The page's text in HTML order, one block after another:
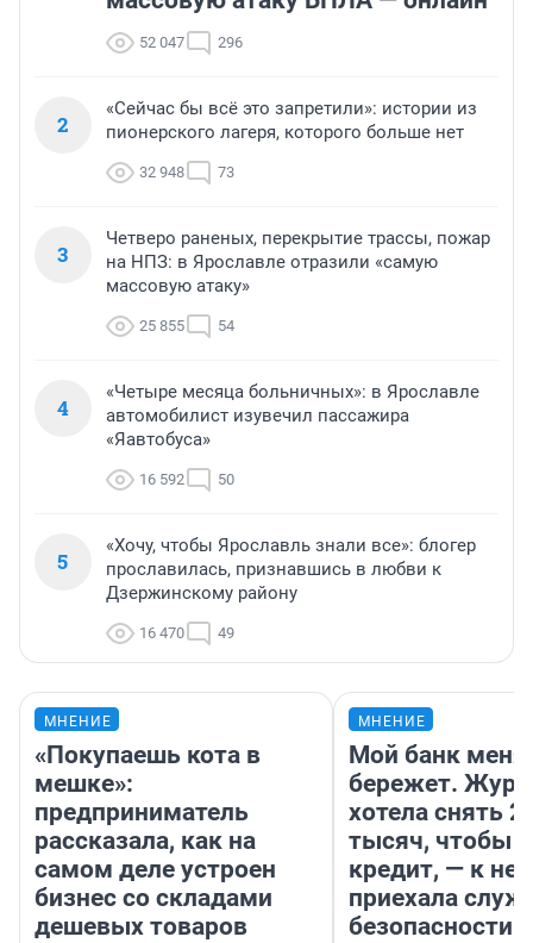
52 047 296
2
«Сейчас бы всё это запретили»: истории из
пионерского лагеря, которого больше нет
32 948 73
3
Четверо раненых, перекрытие трассы, пожар
на НПЗ: в Ярославле отразили «самую
массовую атаку»
25 855 54
4
«Четыре месяца больничных»: в Ярославле
автомобилист изувечил пассажира
«Яавтобуса»
16 592 50
5
«Хочу, чтобы Ярославль знали все»: блогер
прославилась, признавшись в любви к
Дзержинскому району
16 470 49
МНЕНИЕ
«Покупаешь кота в
мешке»:
предприниматель
рассказала, как на
самом деле устроен
бизнес со складами
дешевых товаров
МНЕНИЕ
Мой банк меня
бережет.
хотела снять
тысяч, чтобы
кредит, — к
приехала
безопасности